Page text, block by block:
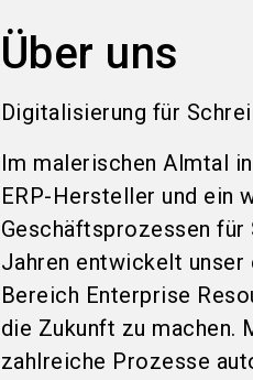
Über uns
Digitalisierung für
Im malerischen Almtal
ERP-Hersteller und ein
Geschäftsprozessen für
Jahren entwickelt unser
Bereich Enterprise
die Zukunft zu machen.
zahlreiche Prozesse